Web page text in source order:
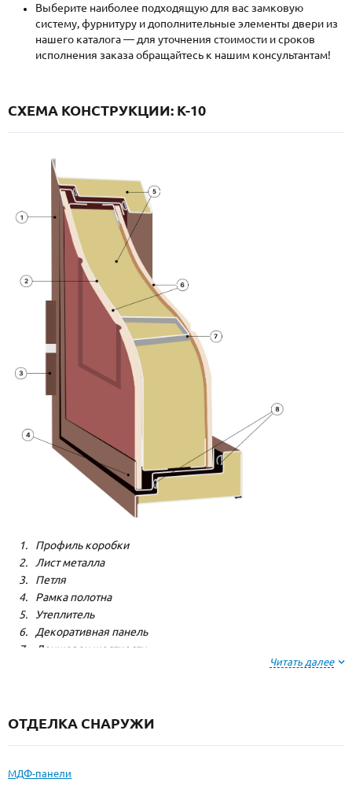
Каталог Распродажа Как купить
Записаться на замер
Выберите наиболее подходящую для вас замковую
систему, фурнитуру и дополнительные элементы двери из
нашего каталога — для уточнения стоимости и сроков
исполнения заказа обращайтесь к нашим консультантам!
СХЕМА КОНСТРУКЦИИ: K-10
Профиль коробки
Лист металла
Петля
Рамка полотна
Утеплитель
Декоративная панель
Лонжерон жесткости
Читать далее
ОТДЕЛКА СНАРУЖИ
МДФ-панели